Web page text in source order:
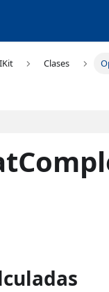
Clases